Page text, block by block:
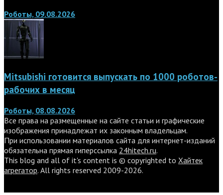
Роботы, 09.08.2026
Mitsubishi готовится выпускать по 1000 роботов-
рабочих в месяц
Роботы, 08.08.2026
Все права на размещенные на сайте статьи и графические
изображения принадлежат их законным владельцам.
При использовании материалов сайта для интернет-изданий
обязательна прямая гиперссылка 24hitech.ru.
This blog and all of it's content is © copyrighted to Хайтек
агрегатор. All rights reserved 2009-2026.